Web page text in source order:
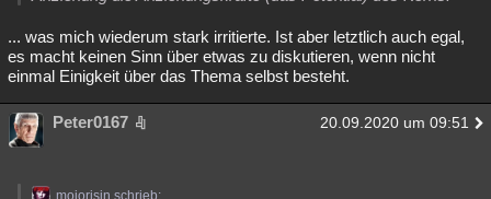
... was mich wiederum stark irritierte. Ist aber letztlich auch egal,
es macht keinen Sinn über etwas zu diskutieren, wenn nicht
einmal Einigkeit über das Thema selbst besteht.
Peter0167 20.09.2020 um 09:51
mojorisin schrieb: